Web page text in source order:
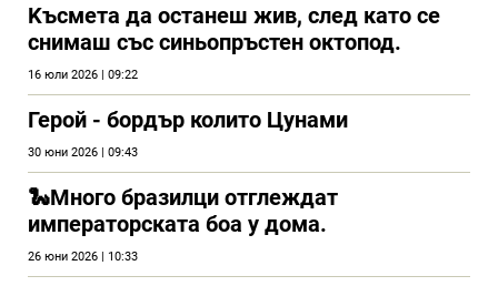
Kъсмета да останеш жив, след като се
снимаш със синьопръстен октопод.
16 юли 2026 | 09:22
Герой - бордър колито Цунами
30 юни 2026 | 09:43
🐍Много бразилци отглеждат
императорската боа у дома.
26 юни 2026 | 10:33